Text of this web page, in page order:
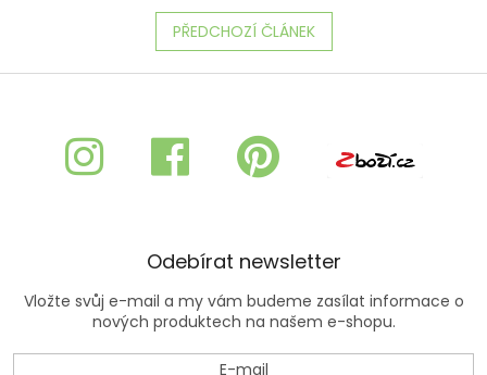
PŘEDCHOZÍ ČLÁNEK
Z
Odebírat newsletter
Vložte svůj e-mail a my vám budeme zasílat informace o
nových produktech na našem e-shopu.
E-mail